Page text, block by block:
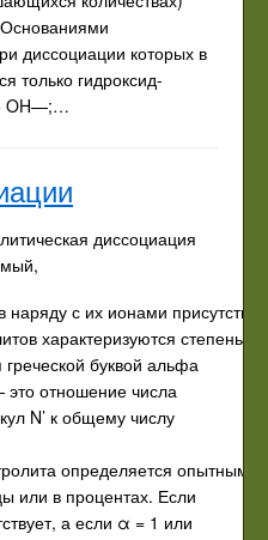
диссоциации которых в
только гидроксид-
OH—;…
диссоциация
наряду с их ионами
характеризуются степенью
буквой альфа
отношение числа
N’ к общему числу
определяется опытным
или в процентах. Если
а если α = 1 или